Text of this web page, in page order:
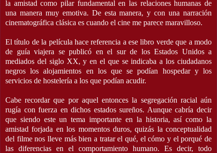
la amistad como pilar fundamental en las relaciones humanas de
una manera muy emotiva. De esta manera, y con una narración
cinematográfica clásica es cuando el cine me parece maravilloso.
El título de la película hace referencia a ese libro verde que a modo
de guía viajera se publicó en el sur de los Estados Unidos a
mediados del siglo XX, y en el que se indicaba a los ciudadanos
negros los alojamientos en los que se podían hospedar y los
servicios de hostelería a los que podían acudir.
Cabe recordar que por aquel entonces la segregación racial aún
rugía con fuerza en dichos estados sureños. Aunque cabría decir
que siendo este un tema importante en la historia, así como la
amistad forjada en los momentos duros, quizás la conceptualidad
del filme nos lleve más bien a tratar el qué, el cómo y el porqué de
las diferencias en el comportamiento humano. Es decir, todo